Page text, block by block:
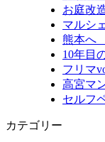
お庭改
マルシ
熊本へ
10年目
フリマ
高宮マ
セルフ
カテゴリー